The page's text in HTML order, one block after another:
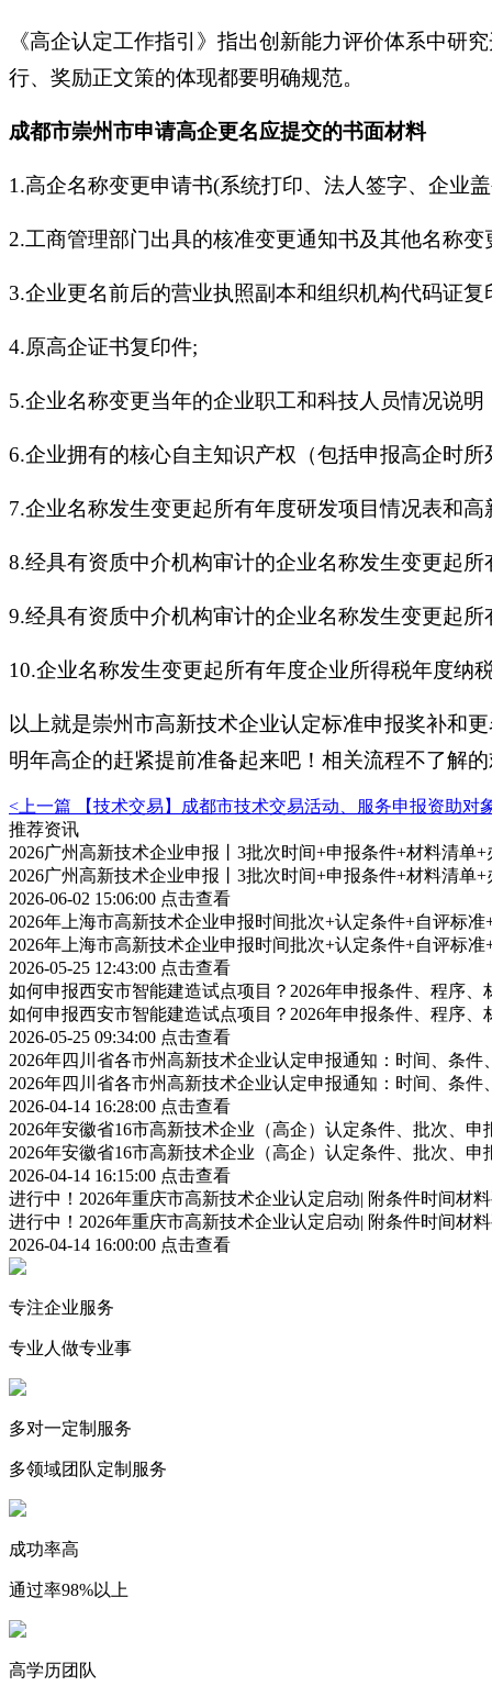
《高企认定工作指引》指出创新能力评价体系中研
行、奖励正文策的体现都要明确规范。
成都市崇州市申请高企更名应提交的书面材料
1.高企名称变更申请书(系统打印、法人签字、企业
2.工商管理部门出具的核准变更通知书及其他名称变
3.企业更名前后的营业执照副本和组织机构代码证复
4.原高企证书复印件;
5.企业名称变更当年的企业职工和科技人员情况说
6.企业拥有的核心自主知识产权（包括申报高企时
7.企业名称发生变更起所有年度研发项目情况表和
8.经具有资质中介机构审计的企业名称发生变更起
9.经具有资质中介机构审计的企业名称发生变更起
10.企业名称发生变更起所有年度企业所得税年度纳
以上就是崇州市高新技术企业认定标准申报奖补和
明年高企的赶紧提前准备起来吧！相关流程不了解
<上一篇
【技术交易】成都市技术交易活动、服务申报资助对
推荐资讯
2026广州高新技术企业申报丨3批次时间+申报条件+材料清单+
2026广州高新技术企业申报丨3批次时间+申报条件+材料清单+
2026-06-02 15:06:00 点击查看
2026年上海市高新技术企业申报时间批次+认定条件+自评标
2026年上海市高新技术企业申报时间批次+认定条件+自评标
2026-05-25 12:43:00 点击查看
如何申报西安市智能建造试点项目？2026年申报条件、程序、
如何申报西安市智能建造试点项目？2026年申报条件、程序、
2026-05-25 09:34:00 点击查看
2026年四川省各市州高新技术企业认定申报通知：时间、条
2026年四川省各市州高新技术企业认定申报通知：时间、条
2026-04-14 16:28:00 点击查看
2026年安徽省16市高新技术企业（高企）认定条件、批次、申
2026年安徽省16市高新技术企业（高企）认定条件、批次、申
2026-04-14 16:15:00 点击查看
进行中！2026年重庆市高新技术企业认定启动| 附条件时间材
进行中！2026年重庆市高新技术企业认定启动| 附条件时间材
2026-04-14 16:00:00 点击查看
专注企业服务
专业人做专业事
多对一定制服务
多领域团队定制服务
成功率高
通过率98%以上
高学历团队